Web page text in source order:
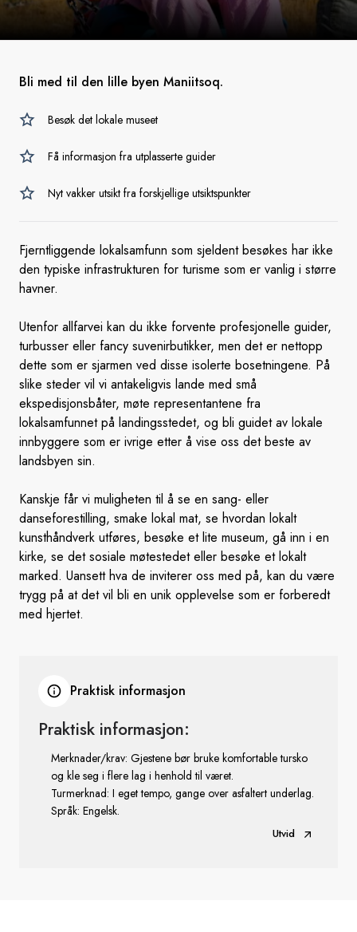
Bli med til den lille byen Maniitsoq.
Besøk det lokale museet
Få informasjon fra utplasserte guider
Nyt vakker utsikt fra forskjellige utsiktspunkter
Fjerntliggende lokalsamfunn som sjeldent besøkes har ikke
den typiske infrastrukturen for turisme som er vanlig i større
havner.
Utenfor allfarvei kan du ikke forvente profesjonelle guider,
turbusser eller fancy suvenirbutikker, men det er nettopp
dette som er sjarmen ved disse isolerte bosetningene. På
slike steder vil vi antakeligvis lande med små
ekspedisjonsbåter, møte representantene fra
lokalsamfunnet på landingsstedet, og bli guidet av lokale
innbyggere som er ivrige etter å vise oss det beste av
landsbyen sin.
Kanskje får vi muligheten til å se en sang- eller
danseforestilling, smake lokal mat, se hvordan lokalt
kunsthåndverk utføres, besøke et lite museum, gå inn i en
kirke, se det sosiale møtestedet eller besøke et lokalt
marked. Uansett hva de inviterer oss med på, kan du være
trygg på at det vil bli en unik opplevelse som er forberedt
med hjertet.
Praktisk informasjon
Praktisk informasjon:
Merknader/krav: Gjestene bør bruke komfortable tursko
og kle seg i flere lag i henhold til været.
Turmerknad: I eget tempo, gange over asfaltert underlag.
Språk: Engelsk.
Utvid